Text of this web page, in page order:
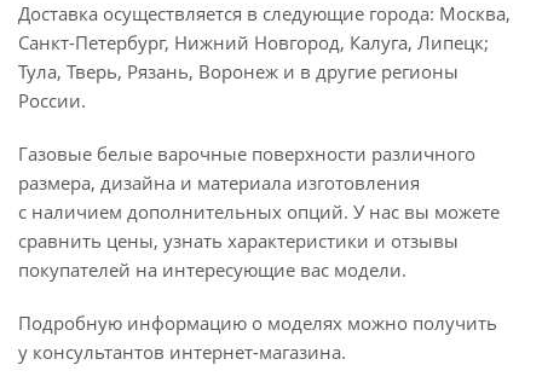
Доставка осуществляется в следующие города: Москва,
Санкт-Петербург, Нижний Новгород, Калуга, Липецк;
Тула, Тверь, Рязань, Воронеж и в другие регионы
России.
Газовые белые варочные поверхности различного
размера, дизайна и материала изготовления
с наличием дополнительных опций. У нас вы можете
сравнить цены, узнать характеристики и отзывы
покупателей на интересующие вас модели.
Подробную информацию о моделях можно получить
у консультантов интернет-магазина.